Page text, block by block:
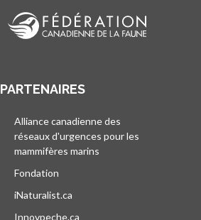
PARTENAIRES
Alliance canadienne des
réseaux d'urgences pour les
mammifères marins
Fondation
iNaturalist.ca
Innovpeche.ca